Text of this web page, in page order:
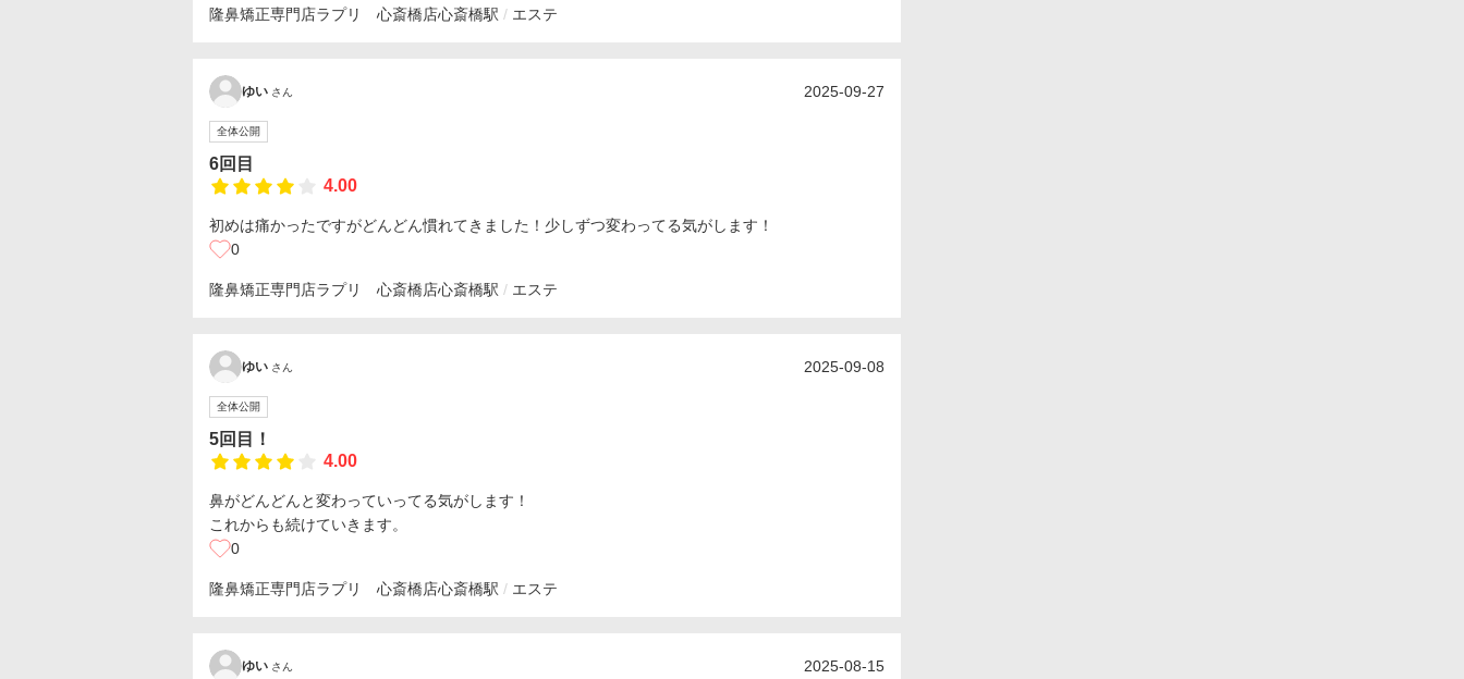
隆鼻矯正専門店ラプリ 心斎橋店心斎橋駅 エステ
ゆい さん 2025-09-27
全体公開
6回目
4.00
初めは痛かったですがどんどん慣れてきました！少しずつ変わってる気がします！
0
隆鼻矯正専門店ラプリ 心斎橋店心斎橋駅 エステ
ゆい さん 2025-09-08
全体公開
5回目！
4.00
鼻がどんどんと変わっていってる気がします！
これからも続けていきます。
0
隆鼻矯正専門店ラプリ 心斎橋店心斎橋駅 エステ
ゆい さん 2025-08-15